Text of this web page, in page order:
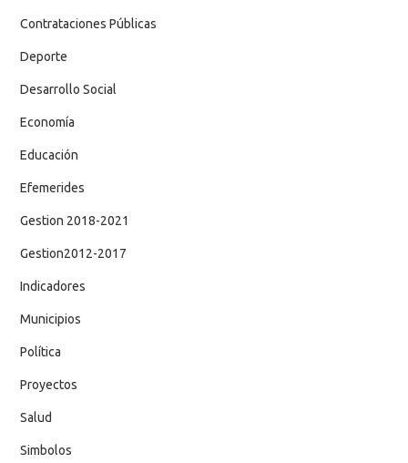
Contrataciones Públicas
Deporte
Desarrollo Social
Economía
Educación
Efemerides
Gestion 2018-2021
Gestion2012-2017
Indicadores
Municipios
Política
Proyectos
Salud
Simbolos